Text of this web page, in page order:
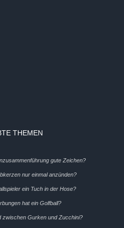
THEMEN
gute Zeichen?
nur einmal anzünden?
ein Tuch in der Hose?
hat ein Golfball?
zwischen Gurken und Zucchini?